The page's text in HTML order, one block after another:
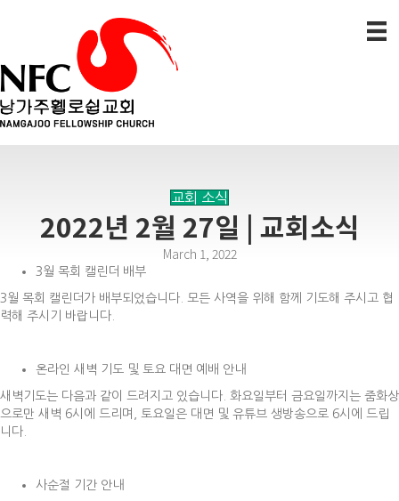
교회 소식
2022년 2월 27일 | 교회소식
March 1, 2022
3월 목회 캘린더 배부
3월 목회 캘린더가 배부되었습니다. 모든 사역을 위해 함께 기도해 주시고 협
력해 주시기 바랍니다.
온라인 새벽 기도 및 토요 대면 예배 안내
새벽기도는 다음과 같이 드려지고 있습니다. 화요일부터 금요일까지는 줌화상
으로만 새벽 6시에 드리며, 토요일은 대면 및 유튜브 생방송으로 6시에 드립
니다.
사순절 기간 안내